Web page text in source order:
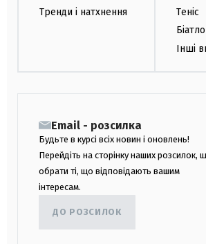
Тренди і натхнення
Теніс
Інші
Email - розсилка
Будьте в курсі всіх новин і оновлень!
Перейдіть на сторінку наших розсилок,
обрати ті, що відповідають вашим
інтересам.
ДО РОЗСИЛОК